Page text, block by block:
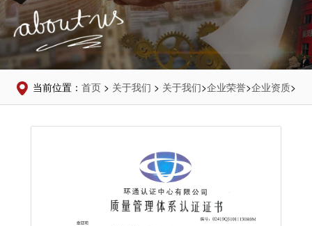
当前位置：首页 > 关于我们 > 关于我们>企业荣誉>企业资质>